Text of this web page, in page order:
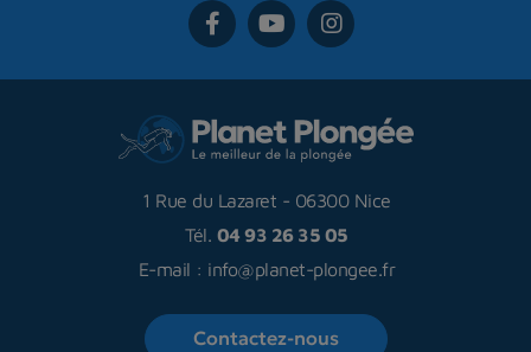
1 Rue du Lazaret - 06300 Nice
Tél. 04 93 26 35 05
E-mail : info@planet-plongee.fr
Contactez-nous